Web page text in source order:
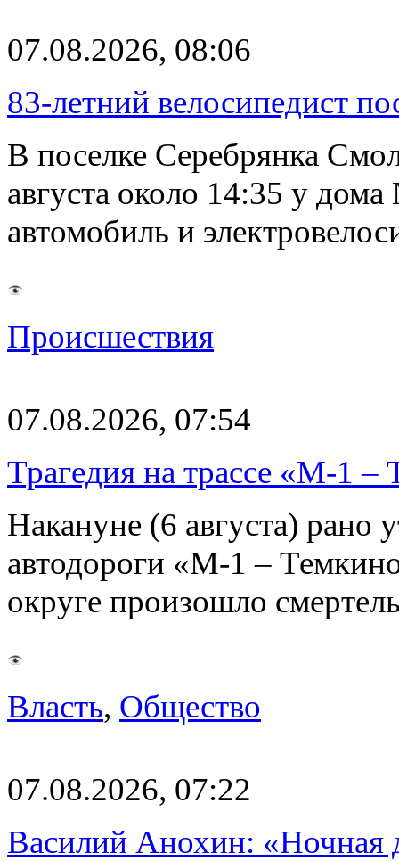
07.08.2026, 08:06
83-летний велосипедист
В поселке Серебрянка
августа около 14:35 у
автомобиль и
Происшествия
07.08.2026, 07:54
Трагедия на трассе «М-1 –
Накануне (6 августа) рано
автодороги «М-1 –
округе произошло
Власть, Общество
07.08.2026, 07:22
Василий Анохин: «Ночная